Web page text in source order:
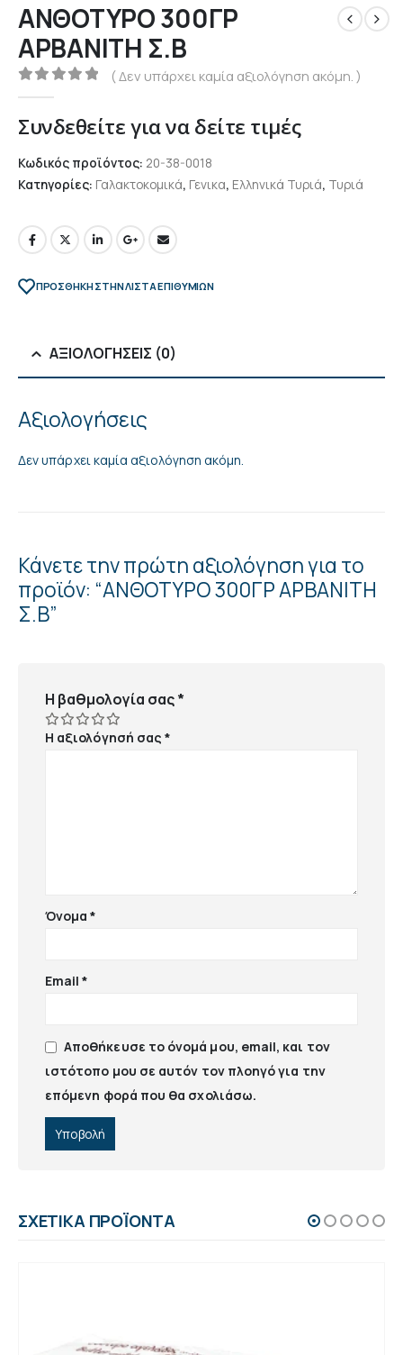
ΑΝΘΟΤΥΡΟ 300ΓΡ
ΑΡΒΑΝΙΤΗ Σ.Β
0out of 5
( Δεν υπάρχει καμία αξιολόγηση ακόμη. )
Συνδεθείτε για να δείτε τιμές
Κωδικός προϊόντος: 20-38-0018
Κατηγορίες: Γαλακτοκομικά, Γενικα, Ελληνικά Τυριά, Τυριά
ΠΡΌΣΘΉΚΗ ΣΤΗΝ ΛΊΣΤΑ ΕΠΙΘΥΜΙΏΝ
ΑΞΙΟΛΟΓΉΣΕΙΣ (0)
Αξιολογήσεις
Δεν υπάρχει καμία αξιολόγηση ακόμη.
Κάνετε την πρώτη αξιολόγηση για το
προϊόν: “ΑΝΘΟΤΥΡΟ 300ΓΡ ΑΡΒΑΝΙΤΗ
Σ.Β”
Η βαθμολογία σας*
Η αξιολόγησή σας*
Όνομα*
Email*
Αποθήκευσε το όνομά μου, email, και τον
ιστότοπο μου σε αυτόν τον πλοηγό για την
επόμενη φορά που θα σχολιάσω.
ΣΧΕΤΙΚΆ ΠΡΟΪΌΝΤΑ